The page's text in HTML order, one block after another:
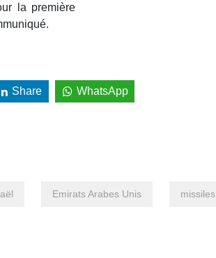
la première
Share WhatsApp
Emirats Arabes Unis missiles